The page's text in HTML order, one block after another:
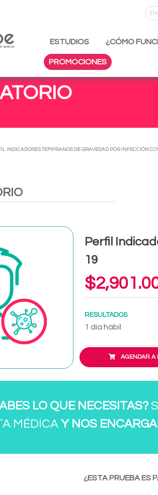
ESTUDIOS ¿CÓMO
PROMOCIONES
INDICADORES TEMPRANOS DE GRAVEDAD POR INFECCIÓN
Perfil
19
RESULTADOS
1 día hábil
AGENDAR A
LO QUE NECESITAS?
MÉDICA Y NOS
¿ESTA PRUEBA ES